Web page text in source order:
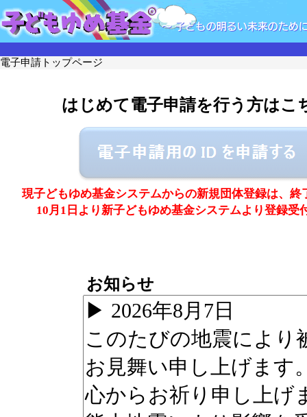
電子申請トップページ
はじめて電子申請を行う方はこ
現子どもゆめ基金システムからの新規団体登録は、終
10月1日より新子どもゆめ基金システムより登録受
お知らせ